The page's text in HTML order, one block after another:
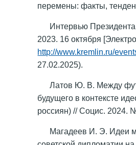
перемены: факты,
Интервью
2023. 16 октября
http://www.kremlin.ru/
27.02.2025).
Латов Ю. В. Между
будущего в контексте
россиян) // Социс. 2024.
Магадеев И. Э. Идеи